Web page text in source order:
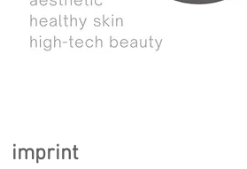
imprint